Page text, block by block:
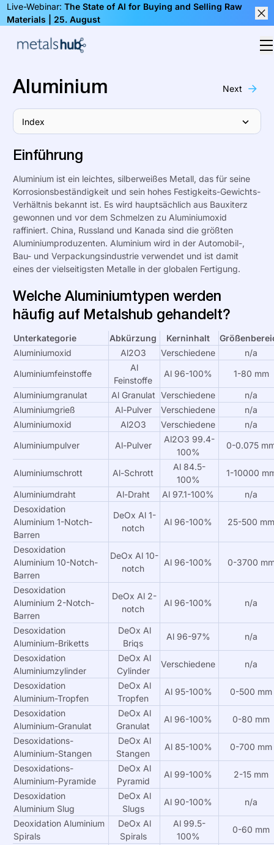
Live-Webinar: The State of AI for Buying and Selling Raw
Materials | 25. August
Aluminium Next
Index
Einführung
Aluminium ist ein leichtes, silberweißes Metall, das für seine
Korrosionsbeständigkeit und sein hohes Festigkeits-Gewichts-
Verhältnis bekannt ist. Es wird hauptsächlich aus Bauxiterz
gewonnen und vor dem Schmelzen zu Aluminiumoxid
raffiniert. China, Russland und Kanada sind die größten
Aluminiumproduzenten. Aluminium wird in der Automobil-,
Bau- und Verpackungsindustrie verwendet und ist damit
eines der vielseitigsten Metalle in der globalen Fertigung.
Welche Aluminiumtypen werden
häufig auf Metalshub gehandelt?
Unterkategorie Abkürzung Kerninhalt
Aluminiumoxid
Al2O3 Verschiedene
n/a
Aluminiumfeinstoffe
Al
Feinstoffe
Al 96-100% 1-80 mm
Aluminiumgranulat Al Granulat Verschiedene
n/a
Aluminiumgrieß
Al-Pulver Verschiedene
n/a
Aluminiumoxid
Al2O3 Verschiedene
n/a
Aluminiumpulver
Al-Pulver
Al2O3 99.4-
100%
0-0.075
Aluminiumschrott Al-Schrott
Al 84.5-
100%
1-10000
Aluminiumdraht Al-Draht Al 97.1-100%
n/a
Desoxidation
Aluminium 1-Notch-
Barren
DeOx Al 1-
notch
Al 96-100% 25-500 mm
Desoxidation
Aluminium 10-Notch-
Barren
DeOx Al 10-
notch
Al 96-100% 0-3700
Desoxidation
Aluminium 2-Notch-
Barren
DeOx Al 2-
notch
Al 96-100% n/a
Desoxidation
Aluminium-Briketts
DeOx Al
Briqs
Al 96-97% n/a
Desoxidation
Aluminiumzylinder
DeOx Al
Cylinder
Verschiedene n/a
Desoxidation
Aluminium-Tropfen
DeOx Al
Tropfen
Al 95-100% 0-500 mm
Desoxidation
Aluminium-Granulat
DeOx Al
Granulat
Al 96-100% 0-80 mm
Desoxidations-
Aluminium-Stangen
DeOx Al
Stangen
Al 85-100% 0-700 mm
Desoxidations-
Aluminium-Pyramide
DeOx Al
Pyramid
Al 99-100% 2-15 mm
Desoxidation
Aluminium Slug
DeOx Al
Slugs
Al 90-100% n/a
Deoxidation Aluminium
Spirals
DeOx Al
Spirals
Al 99.5-
100%
0-60 mm